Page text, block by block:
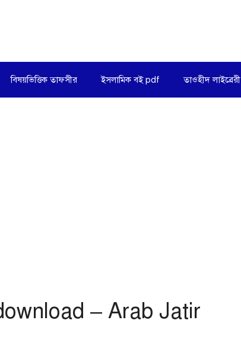
বিষয়ভিত্তিক তাফসীর ইসলামিক বই pdf তাওহীদ লাইব্রেরী
– Arab Jatir